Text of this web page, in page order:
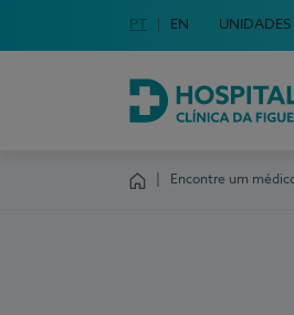
Escolha o seu idioma
Idioma em Português
PT English Language
EN UNIDADES
Hospital da Luz
Encontre um